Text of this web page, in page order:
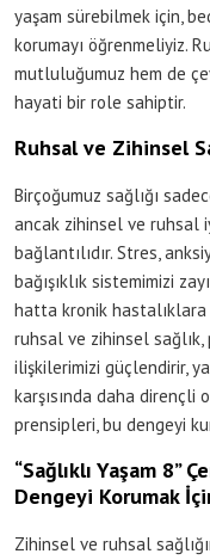
yaşam sürebilmek için,
korumayı öğrenmeliyiz.
mutluluğumuz hem de
hayati bir role sahiptir.
Ruhsal ve Zihinsel
Birçoğumuz sağlığı
ancak zihinsel ve ruhsal
bağlantılıdır. Stres,
bağışıklık sistemimizi
hatta kronik hastalıklara
ruhsal ve zihinsel sağlık,
ilişkilerimizi güçlendirir,
karşısında daha dirençli
prensipleri, bu dengeyi
“Sağlıklı Yaşam 8”
Dengeyi Korumak
Zihinsel ve ruhsal